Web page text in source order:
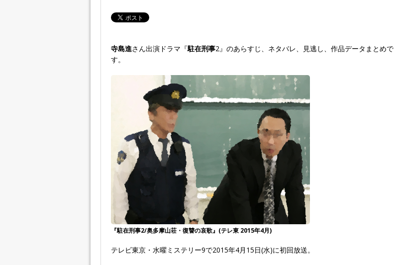
寺島進さん出演ドラマ『駐在刑事2』のあらすじ、ネタバレ、見逃し、作品データまとめで
す。
『駐在刑事2/奥多摩山荘・復讐の哀歌』(テレ東 2015年4月)
テレビ東京・水曜ミステリー9で2015年4月15日(水)に初回放送。